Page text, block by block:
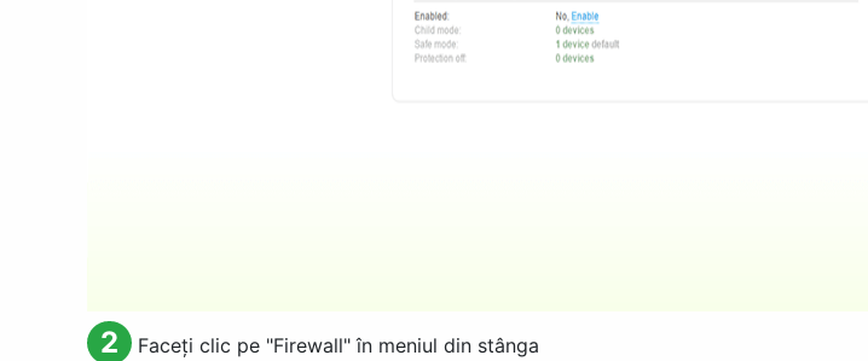
2 Faceți clic pe "Firewall" în meniul din stânga